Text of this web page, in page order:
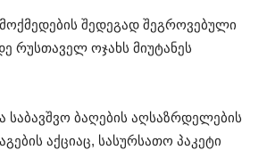
შედეგად შეგროვებული
რუსთაველ ოჯახს მიუტანეს
ბაღების აღსაზრდელების
აქციაც, სასურსათო პაკეტი